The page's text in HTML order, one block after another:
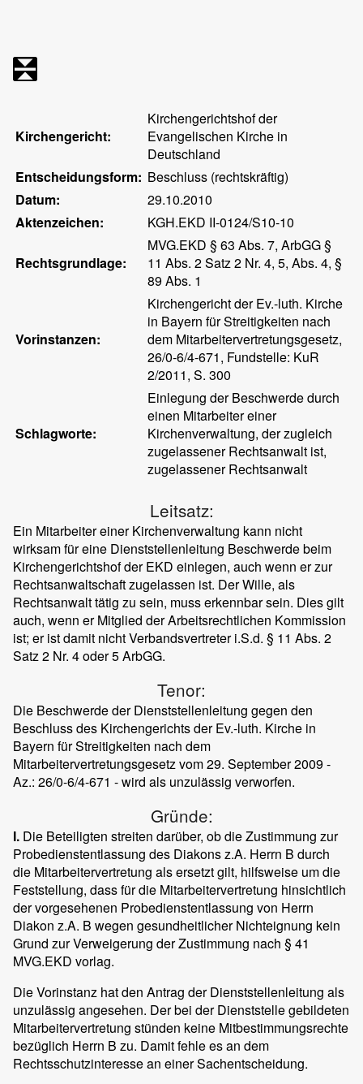
Kirchengericht:
Kirchengerichtshof der
Evangelischen Kirche in
Deutschland
Entscheidungsform: Beschluss (rechtskräftig)
Datum:
29.10.2010
Aktenzeichen:
KGH.EKD II-0124/S10-10
Rechtsgrundlage:
MVG.EKD § 63 Abs. 7, ArbGG §
11 Abs. 2 Satz 2 Nr. 4, 5, Abs. 4, §
89 Abs. 1
Vorinstanzen:
Kirchengericht der Ev.-luth. Kirche
in Bayern für Streitigkeiten nach
dem Mitarbeitervertretungsgesetz,
26/0-6/4-671, Fundstelle: KuR
2/2011, S. 300
Schlagworte:
Einlegung der Beschwerde durch
einen Mitarbeiter einer
Kirchenverwaltung, der zugleich
zugelassener Rechtsanwalt ist,
zugelassener Rechtsanwalt
Leitsatz:
Ein Mitarbeiter einer Kirchenverwaltung kann nicht
wirksam für eine Dienststellenleitung Beschwerde beim
Kirchengerichtshof der EKD einlegen, auch wenn er zur
Rechtsanwaltschaft zugelassen ist. Der Wille, als
Rechtsanwalt tätig zu sein, muss erkennbar sein. Dies gilt
auch, wenn er Mitglied der Arbeitsrechtlichen Kommission
ist; er ist damit nicht Verbandsvertreter i.S.d. § 11 Abs. 2
Satz 2 Nr. 4 oder 5 ArbGG.
Tenor:
Die Beschwerde der Dienststellenleitung gegen den
Beschluss des Kirchengerichts der Ev.-luth. Kirche in
Bayern für Streitigkeiten nach dem
Mitarbeitervertretungsgesetz vom 29. September 2009 -
Az.: 26/0-6/4-671 - wird als unzulässig verworfen.
Gründe:
I. Die Beteiligten streiten darüber, ob die Zustimmung zur
Probedienstentlassung des Diakons z.A. Herrn B durch
die Mitarbeitervertretung als ersetzt gilt, hilfsweise um die
Feststellung, dass für die Mitarbeitervertretung hinsichtlich
der vorgesehenen Probedienstentlassung von Herrn
Diakon z.A. B wegen gesundheitlicher Nichteignung kein
Grund zur Verweigerung der Zustimmung nach § 41
MVG.EKD vorlag.
Die Vorinstanz hat den Antrag der Dienststellenleitung als
unzulässig angesehen. Der bei der Dienststelle gebildeten
Mitarbeitervertretung stünden keine Mitbestimmungsrechte
bezüglich Herrn B zu. Damit fehle es an dem
Rechtsschutzinteresse an einer Sachentscheidung.